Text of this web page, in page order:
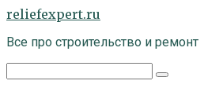
Перейти
контенту
reliefexpert.ru
Все про строительство и ремонт